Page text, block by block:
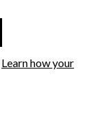
Learn how your